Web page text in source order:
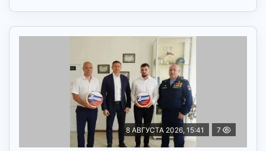
8 АВГУСТА 2026, 15:41 7